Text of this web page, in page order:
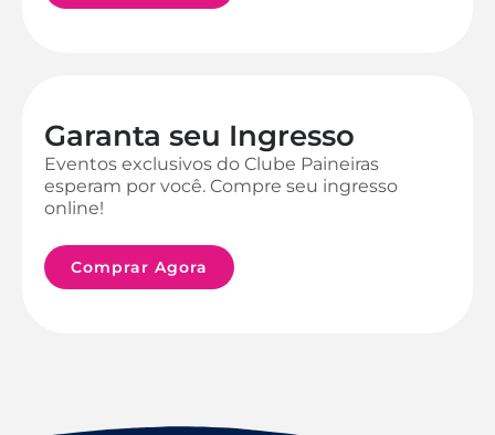
Garanta seu Ingresso
Eventos exclusivos do Clube Paineiras
esperam por você. Compre seu ingresso
online!
Comprar Agora